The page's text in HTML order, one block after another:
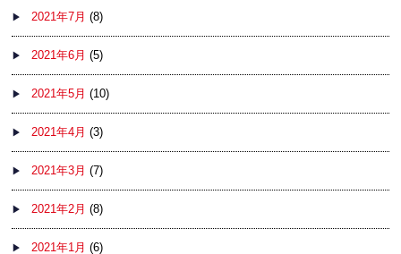
2021年7月 (8)
2021年6月 (5)
2021年5月 (10)
2021年4月 (3)
2021年3月 (7)
2021年2月 (8)
2021年1月 (6)